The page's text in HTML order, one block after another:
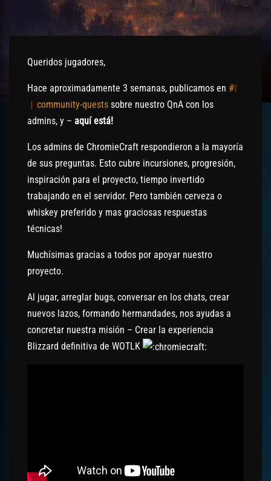
Queridos jugadores,
Hace aproximadamente 3 semanas, publicamos en #❕
︱community-quests sobre nuestro QnA con los
admins, y – aquí está!
Los admins de ChromieCraft respondieron a la mayoría
de sus preguntas. Esto cubre incursiones, progresión,
inspiración para el proyecto, tiempo invertido
trabajando en el servidor. Pero también cerveza o
whiskey preferido y mas graciosas respuestas
técnicas!
Muchísimas gracias a todos por apoyar nuestro
proyecto.
Al jugar, arreglar bugs, conversar en los chats, crear
nuevos lazos, formando hermandades, nos ayudas a
concretar nuestra misión – Crear la experiencia
Blizzard definitiva de WOTLK